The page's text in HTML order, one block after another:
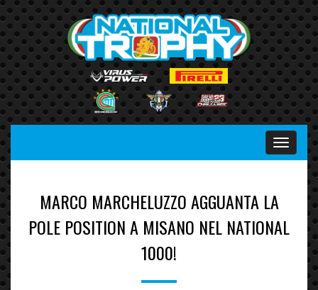
Menu
MARCO MARCHELUZZO AGGUANTA LA
POLE POSITION A MISANO NEL NATIONAL
1000!